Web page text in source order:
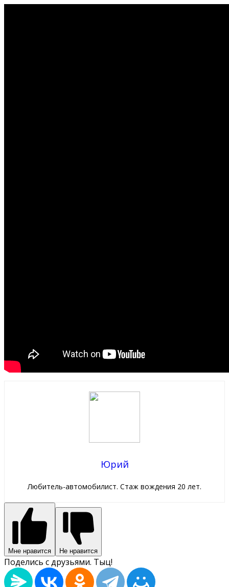
Юрий
Любитель-автомобилист. Стаж вождения 20 лет.
Мне нравится Не нравится
Поделись с друзьями. Тыц!